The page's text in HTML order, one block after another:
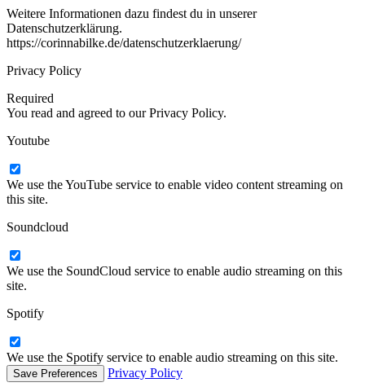
Weitere Informationen dazu findest du in unserer
Datenschutzerklärung.
https://corinnabilke.de/datenschutzerklaerung/
Privacy Policy
Required
You read and agreed to our Privacy Policy.
Youtube
We use the YouTube service to enable video content streaming on
this site.
Soundcloud
We use the SoundCloud service to enable audio streaming on this
site.
Spotify
We use the Spotify service to enable audio streaming on this site.
Privacy Policy